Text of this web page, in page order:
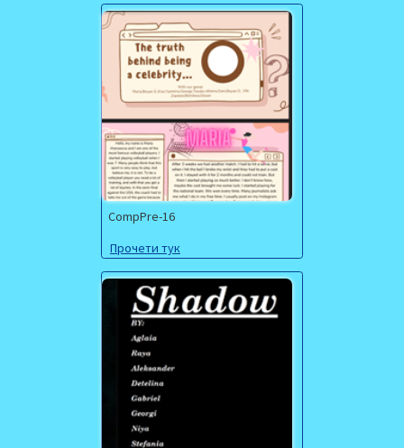
CompPre-16
Прочети тук